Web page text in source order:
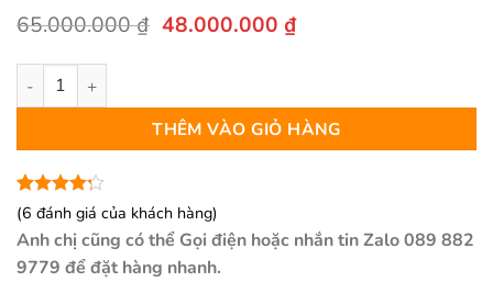
65.000.000₫ Giá
48.000.000 ₫Giá
48.000.000 ₫.
Bộ Sofa Băng Cao Cấp Nhập Khẩu - Varese số lượng
THÊM VÀO GIỎ HÀNG
4.17trên
5 dựa
trên
6
đánh
giá
(6 đánh giá của khách hàng)
Anh chị cũng có thể Gọi điện hoặc nhắn tin Zalo 089 882
9779 để đặt hàng nhanh.